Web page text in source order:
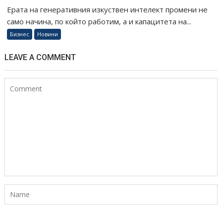
Ерата на генеративния изкуствен интелект промени не
само начина, по който работим, а и капацитета на...
Бизнес Новини
LEAVE A COMMENT